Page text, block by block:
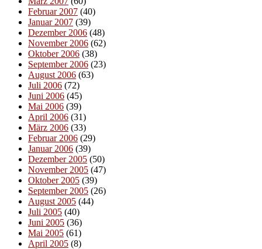
Februar 2007 (40)
Januar 2007 (39)
Dezember 2006 (48)
November 2006 (62)
Oktober 2006 (38)
September 2006 (23)
August 2006 (63)
Juli 2006 (72)
Juni 2006 (45)
Mai 2006 (39)
April 2006 (31)
März 2006 (33)
Februar 2006 (29)
Januar 2006 (39)
Dezember 2005 (50)
November 2005 (47)
Oktober 2005 (39)
September 2005 (26)
August 2005 (44)
Juli 2005 (40)
Juni 2005 (36)
Mai 2005 (61)
April 2005 (8)